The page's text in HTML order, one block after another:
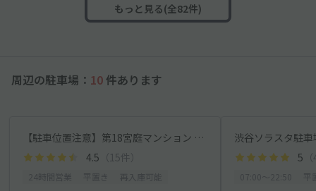
もっと見る(全82件)
周辺の駐車場： 10 件あります
【駐車位置注意】第18宮庭マンション 駐車場
4.5 （15件） 5